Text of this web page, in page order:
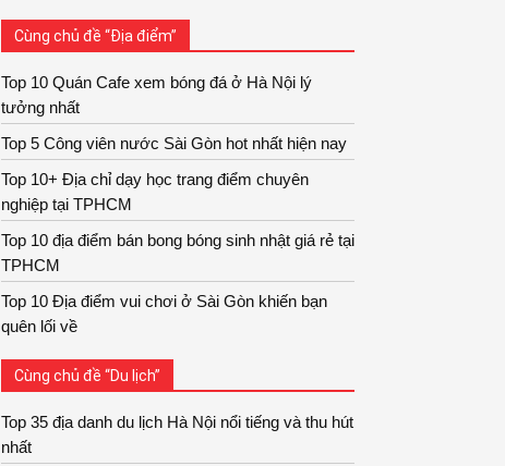
Cùng chủ đề “Địa điểm”
Top 10 Quán Cafe xem bóng đá ở Hà Nội lý
tưởng nhất
Top 5 Công viên nước Sài Gòn hot nhất hiện nay
Top 10+ Địa chỉ dạy học trang điểm chuyên
nghiệp tại TPHCM
Top 10 địa điểm bán bong bóng sinh nhật giá rẻ tại
TPHCM
Top 10 Địa điểm vui chơi ở Sài Gòn khiến bạn
quên lối về
Cùng chủ đề “Du lịch”
Top 35 địa danh du lịch Hà Nội nổi tiếng và thu hút
nhất